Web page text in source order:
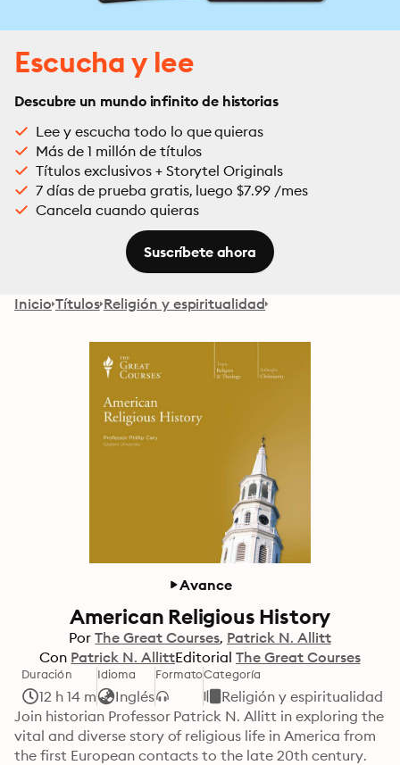
Escucha y lee
Descubre un mundo infinito de historias
Lee y escucha todo lo que quieras
Más de 1 millón de títulos
Títulos exclusivos + Storytel Originals
7 días de prueba gratis, luego $7.99 /mes
Cancela cuando quieras
Suscríbete ahora
Inicio Títulos Religión y espiritualidad
Avance
American Religious History
Por The Great Courses Patrick N. Allitt
Con Patrick N. AllittEditorial The Great Courses
Duración
12 h 14 m
Idioma
Inglés
FormatoCategoría
Religión y espiritualidad
Join historian Professor Patrick N. Allitt in exploring the
vital and diverse story of religious life in America from
the first European contacts to the late 20th century.